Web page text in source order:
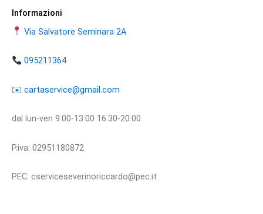
Informazioni
Via Salvatore Seminara 2A
095211364
​​✉️ ​cartaservice@gmail.com
dal lun-ven 9:00-13:00 16:30-20:00
P.iva: 02951180872
PEC: cserviceseverinoriccardo@pec.it